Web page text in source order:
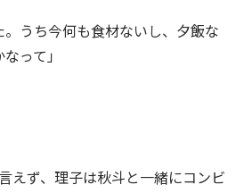
。うち今何も食材ないし、夕飯な
って」
えず、理子は秋斗と一緒にコンビ